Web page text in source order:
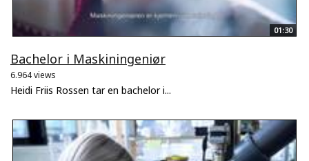
01:30
Bachelor i Maskiningeniør
6.964 views
Heidi Friis Rossen tar en bachelor i...